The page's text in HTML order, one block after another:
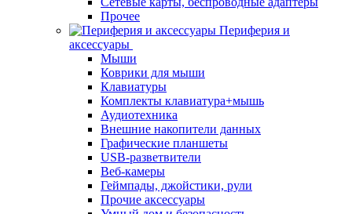
Прочее
Периферия и
аксессуары
Мыши
Коврики для мыши
Клавиатуры
Комплекты клавиатура+мышь
Аудиотехника
Внешние накопители данных
Графические планшеты
USB-разветвители
Веб-камеры
Геймпады, джойстики, рули
Прочие аксессуары